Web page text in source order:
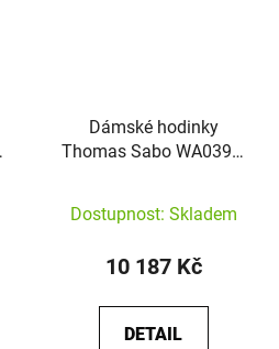
Dámské hodinky
Thomas Sabo WA0395-
Dostupnost: Skladem
10 187 Kč
DETAIL